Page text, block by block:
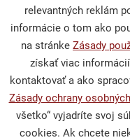
Občianska spoločnosť
Publikácie a mediálne
Výskumy a analýzy
relevantných reklám
informácie o tom ako
na stránke Zásady
získať viac
kontaktovať a ako
Zásady ochrany
všetko“ vyjadríte svoj
cookies. Ak chcete